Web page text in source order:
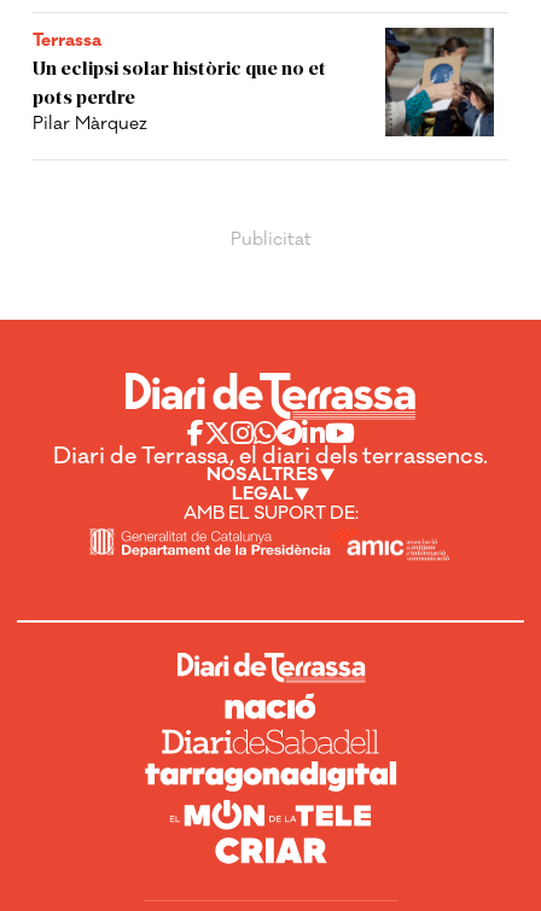
Terrassa
Un eclipsi solar històric que no et
pots perdre
Pilar Màrquez
Diari de Terrassa, el diari dels terrassencs.
NOSALTRES
LEGAL
AMB EL SUPORT DE: